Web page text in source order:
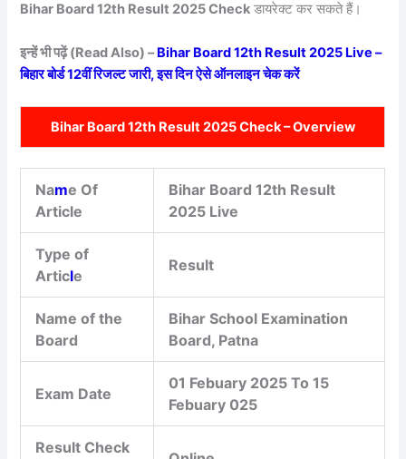
Bihar Board 12th Result 2025 Check डायरेक्ट कर सकते हैं।
इन्हें भी पढ़ें (Read Also) –Bihar Board 12th Result 2025 Live –
बिहार बोर्ड 12वीं रिजल्ट जारी, इस दिन ऐसे ऑनलाइन चेक करें
Bihar Board 12th Result 2025 Check – Overview
Name Of
Article
Bihar Board 12th Result
2025 Live
Type of
Article
Result
Name of the
Board
Bihar School Examination
Board, Patna
Exam Date
01 Febuary 2025 To 15
Febuary 025
Result Check